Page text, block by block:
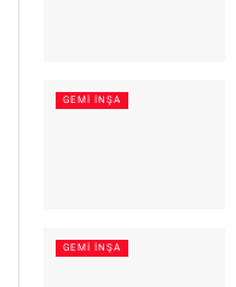
GEMI İNŞA
GEMI İNŞA